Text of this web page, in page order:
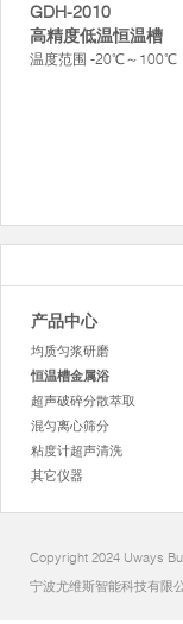
GDH-2010
高精度低温恒温槽
温度范围 -20℃～100℃
产品中心
均质匀浆研磨
恒温槽金属浴
超声破碎分散萃取
混匀离心筛分
粘度计超声清洗
其它仪器
Copyright 2024 Uways
宁波尤维斯智能科技有限